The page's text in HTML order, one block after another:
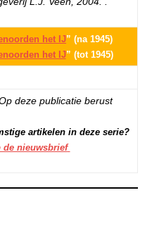
het IJ” (na 1945)
het IJ” (tot 1945)
deze publicatie berust
artikelen in deze serie?
nieuwsbrief